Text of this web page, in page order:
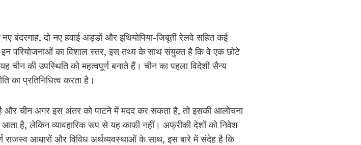
बंदरगाह, दो नए हवाई अड्डों और इथियोपिया-जिबूती रेलवे सहित कई
इन परियोजनाओं का विशाल स्तर, इस तथ्य के साथ संयुक्त है कि वे एक छोटे
की उपस्थिति को महत्वपूर्ण बनाते हैं। चीन का पहला विदेशी सैन्य
का प्रतिनिधित्व करता है।
है और चीन अगर इस अंतर को पाटने में मदद कर सकता है, तो इसकी आलोचना
है, लेकिन व्यावहारिक रूप से यह काफी नहीं। अफ्रीकी देशों को निवेश
आधारों और विविध अर्थव्यवस्थाओं के साथ, इस बारे में संदेह है कि